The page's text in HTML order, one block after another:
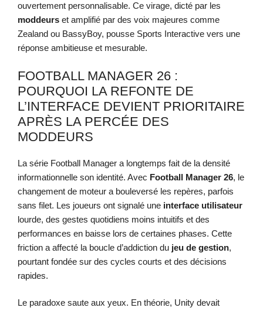
ouvertement personnalisable. Ce virage, dicté par les
moddeurs et amplifié par des voix majeures comme
Zealand ou BassyBoy, pousse Sports Interactive vers une
réponse ambitieuse et mesurable.
FOOTBALL MANAGER 26 :
POURQUOI LA REFONTE DE
L’INTERFACE DEVIENT PRIORITAIRE
APRÈS LA PERCÉE DES
MODDEURS
La série Football Manager a longtemps fait de la densité
informationnelle son identité. Avec Football Manager 26, le
changement de moteur a bouleversé les repères, parfois
sans filet. Les joueurs ont signalé une interface utilisateur
lourde, des gestes quotidiens moins intuitifs et des
performances en baisse lors de certaines phases. Cette
friction a affecté la boucle d’addiction du jeu de gestion,
pourtant fondée sur des cycles courts et des décisions
rapides.
Le paradoxe saute aux yeux. En théorie, Unity devait